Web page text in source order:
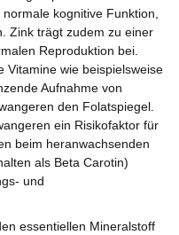
kognitive Funktion,
Zink trägt zudem zu einer
Reproduktion bei.
Vitamine wie beispielsweise
Aufnahme von
den Folatspiegel.
ein Risikofaktor für
beim heranwachsenden
als Beta Carotin)
und
essentiellen Mineralstoff